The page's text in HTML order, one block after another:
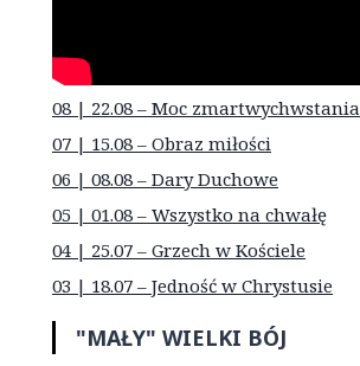
08 | 22.08 – Moc zmartwychwstania
07 | 15.08 – Obraz miłości
06 | 08.08 – Dary Duchowe
05 | 01.08 – Wszystko na chwałę
04 | 25.07 – Grzech w Kościele
03 | 18.07 – Jedność w Chrystusie
"MAŁY" WIELKI BÓJ